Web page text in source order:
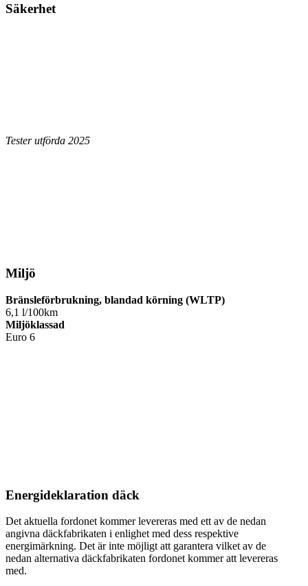
Säkerhet
Tester utförda 2025
Miljö
Bränsleförbrukning, blandad körning (WLTP)
6,1 l/100km
Miljöklassad
Euro 6
Energideklaration däck
Det aktuella fordonet kommer levereras med ett av de nedan
angivna däckfabrikaten i enlighet med dess respektive
energimärkning. Det är inte möjligt att garantera vilket av de
nedan alternativa däckfabrikaten fordonet kommer att levereras
med.